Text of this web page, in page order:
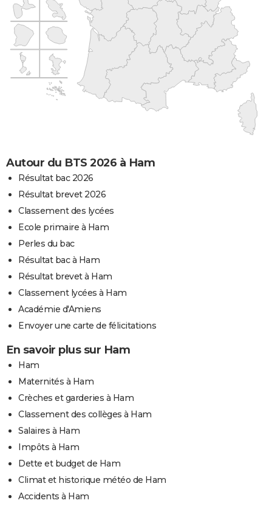
Autour du BTS 2026 à Ham
Résultat bac 2026
Résultat brevet 2026
Classement des lycées
Ecole primaire à Ham
Perles du bac
Résultat bac à Ham
Résultat brevet à Ham
Classement lycées à Ham
Académie d'Amiens
Envoyer une carte de félicitations
En savoir plus sur Ham
Ham
Maternités à Ham
Crèches et garderies à Ham
Classement des collèges à Ham
Salaires à Ham
Impôts à Ham
Dette et budget de Ham
Climat et historique météo de Ham
Accidents à Ham